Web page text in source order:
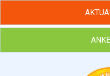
Hubněte s podporou lektorky
Chcete poradit s hubnutím?